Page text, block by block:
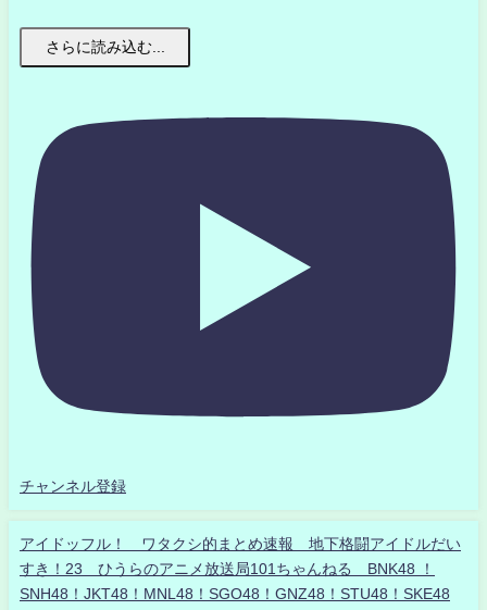
さらに読み込む...
チャンネル登録
アイドッフル！ ワタクシ的まとめ速報 地下格闘アイドルだい
すき！23 ひうらのアニメ放送局101ちゃんねる BNK48 ！
SNH48！JKT48！MNL48！SGO48！GNZ48！STU48！SKE48